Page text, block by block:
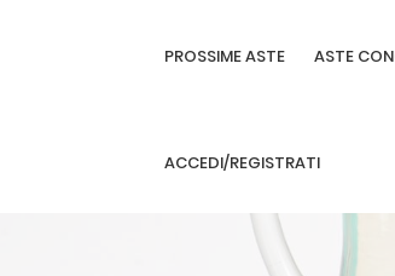
PROSSIME ASTE ASTE
ACCEDI/REGISTRATI